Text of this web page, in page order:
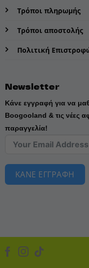
Τρόποι πληρωμής
Τρόποι αποστολής
Πολιτική
Newsletter
Κάνε εγγραφή για να
Boogooland & τις νέες
παραγγελία!
ΚΑΝΕ ΕΓΓΡΑΦΗ